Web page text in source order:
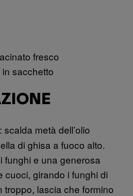
fresco
sacchetto
: scalda metà dell’olio
di ghisa a fuoco alto.
funghi e una generosa
cuoci, girando i funghi di
troppo, lascia che formino